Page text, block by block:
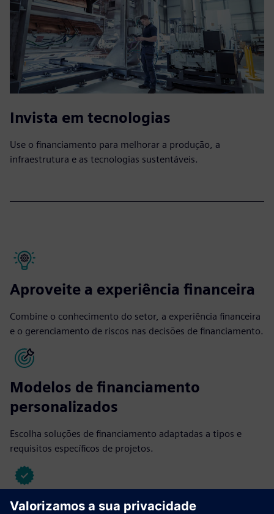
Invista em tecnologias
Use o financiamento para melhorar a produção, a
infraestrutura e as tecnologias sustentáveis.
Aproveite a experiência financeira
Combine o conhecimento do setor, a experiência financeira
e o gerenciamento de riscos nas decisões de financiamento.
Modelos de financiamento
personalizados
Escolha soluções de financiamento adaptadas a tipos e
requisitos específicos de projetos.
Soluções de financiamento